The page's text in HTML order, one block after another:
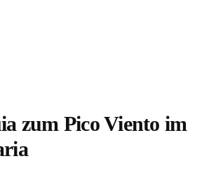
zum Pico Viento im